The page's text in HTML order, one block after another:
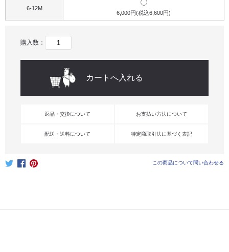
6-12M
6,000円(税込6,600円)
購入数：
返品・交換について お支払い方法について
配送・送料について 特定商取引法に基づく表記
この商品について問い合わせる